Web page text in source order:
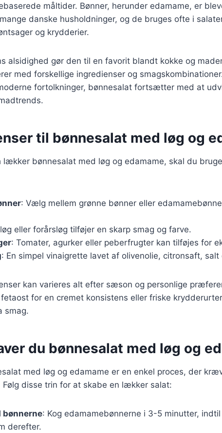
måltider. Bønner, herunder edamame, er
danske husholdninger, og de bruges ofte i
og krydderier.
alsidighed gør den til en favorit blandt kokke og
med forskellige ingredienser og
fortolkninger, bønnesalat fortsætter med at
til bønnesalat med løg og
lækker bønnesalat med løg og edamame, skal du
: Vælg mellem grønne bønner eller
eller forårsløg tilføjer en skarp smag og farve.
: Tomater, agurker eller peberfrugter kan tilføjes for
: En simpel vinaigrette lavet af olivenolie, citronsaft, salt
kan varieres alt efter sæson og personlige
for en cremet konsistens eller friske
smag.
du bønnesalat med løg og
med løg og edamame er en enkel proces, der
Følg disse trin for at skabe en lækker salat:
bønnerne: Kog edamamebønnerne i 3-5 minutter,
derefter.